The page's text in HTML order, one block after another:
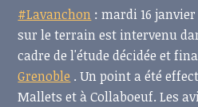
#Lavanchon : mardi 16
sur le terrain est intervenu
cadre de l'étude décidée et
Grenoble . Un point a été
Mallets et à Collaboeuf. Les